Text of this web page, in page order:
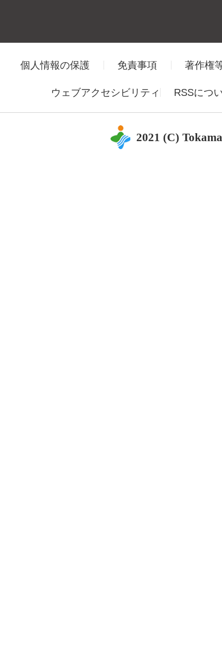
個人情報の保護 免責事項 著作権
ウェブアクセシビリティ RSSにつ
2021 (C)